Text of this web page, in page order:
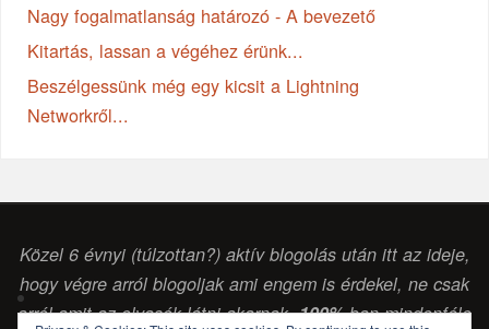
Nagy fogalmatlanság határozó - A bevezető
Kitartás, lassan a végéhez érünk...
Beszélgessünk még egy kicsit a Lightning
Networkről...
Közel 6 évnyi (túlzottan?) aktív blogolás után itt az ideje,
hogy végre arról blogoljak ami engem is érdekel, ne csak
arról amit az olvasók látni akarnak.100%-ban mindenféle